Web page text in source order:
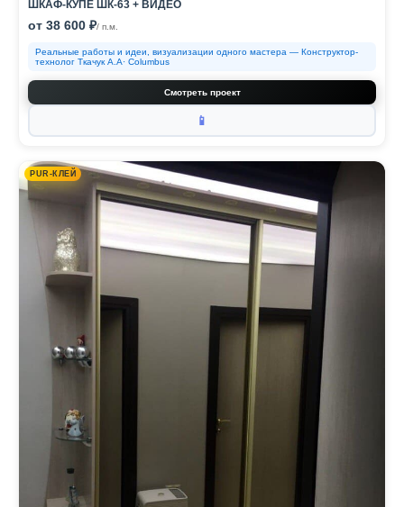
ШКАФ-КУПЕ ШК-63 + ВИДЕО
от 38 600 ₽/ п.м.
Реальные работы и идеи, визуализации одного мастера — Конструктор-
технолог Ткачук А.А· Columbus
Смотреть проект
📱
PUR-КЛЕЙ